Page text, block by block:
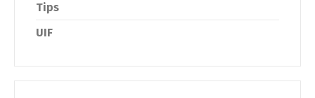
Tips
UIF